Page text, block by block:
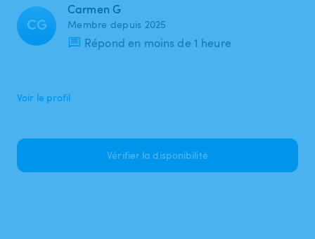
CG
Carmen G
Membre depuis 2025
Répond en moins de 1 heure
Voir le profil
Vérifier la disponibilité